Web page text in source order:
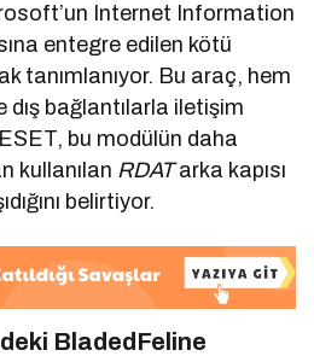
Internet Information
entegre edilen kötü
tanımlanıyor. Bu araç, hem
bağlantılarla iletişim
bu modülün daha
kullanılan RDATarka kapısı
belirtiyor.
BladedFeline